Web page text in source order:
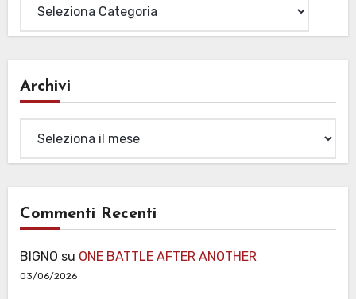
Archivi
Commenti Recenti
BIGNO su ONE BATTLE AFTER ANOTHER
03/06/2026